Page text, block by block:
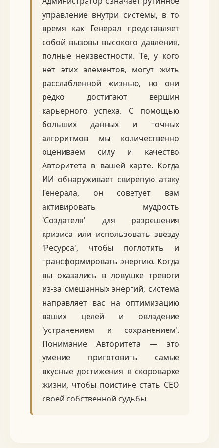
управление внутри системы, в то
время как Генерал представляет
собой вызовы высокого давления,
полные неизвестности. Те, у кого
нет этих элементов, могут жить
расслабленной жизнью, но они
редко достигают вершин
карьерного успеха. С помощью
больших данных и точных
алгоритмов мы количественно
оцениваем силу и качество
Авторитета в вашей карте. Когда
ИИ обнаруживает свирепую атаку
Генерала, он советует вам
активировать мудрость
'Создателя' для разрешения
кризиса или использовать звезду
'Ресурса', чтобы поглотить и
трансформировать энергию. Когда
вы оказались в ловушке тревоги
из-за смешанных энергий, система
направляет вас на оптимизацию
ваших целей и овладение
'устранением и сохранением'.
Понимание Авторитета — это
умение приготовить самые
вкусные достижения в скороварке
жизни, чтобы поистине стать CEO
своей собственной судьбы.